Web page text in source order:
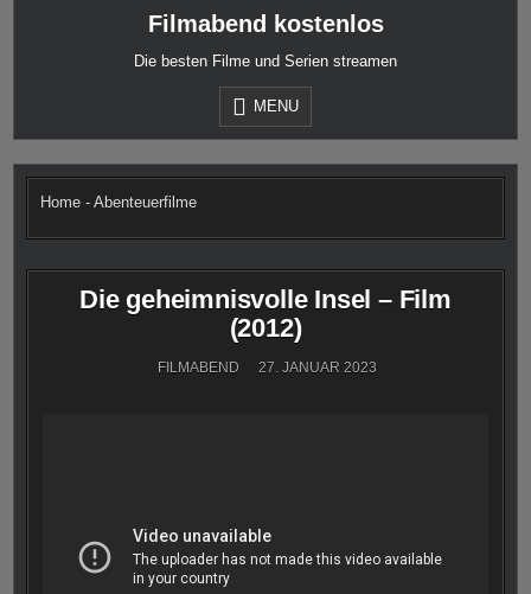
Filmabend kostenlos
Die besten Filme und Serien streamen
MENU
Home -Abenteuerfilme
Die geheimnisvolle Insel – Film
(2012)
FILMABEND 27. JANUAR 2023